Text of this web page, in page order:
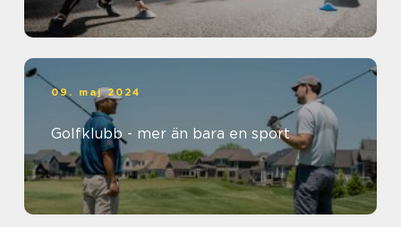
09. maj 2024
Golfklubb - mer än bara en sport